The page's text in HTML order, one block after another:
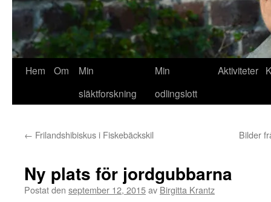
Hem Om
Min
släktforskning
Min
odlingslott
Aktiviteter
← Frilandshibiskus i Fiskebäckskil Bilder
Ny plats för jordgubbarna
Postat den september 12, 2015av Birgitta Krantz